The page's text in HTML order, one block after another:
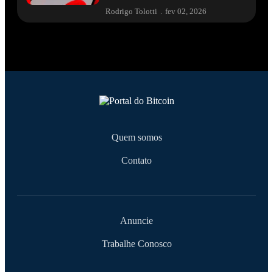
Rodrigo Tolotti fev 02, 2026
Quem somos
Contato
Anuncie
Trabalhe Conosco